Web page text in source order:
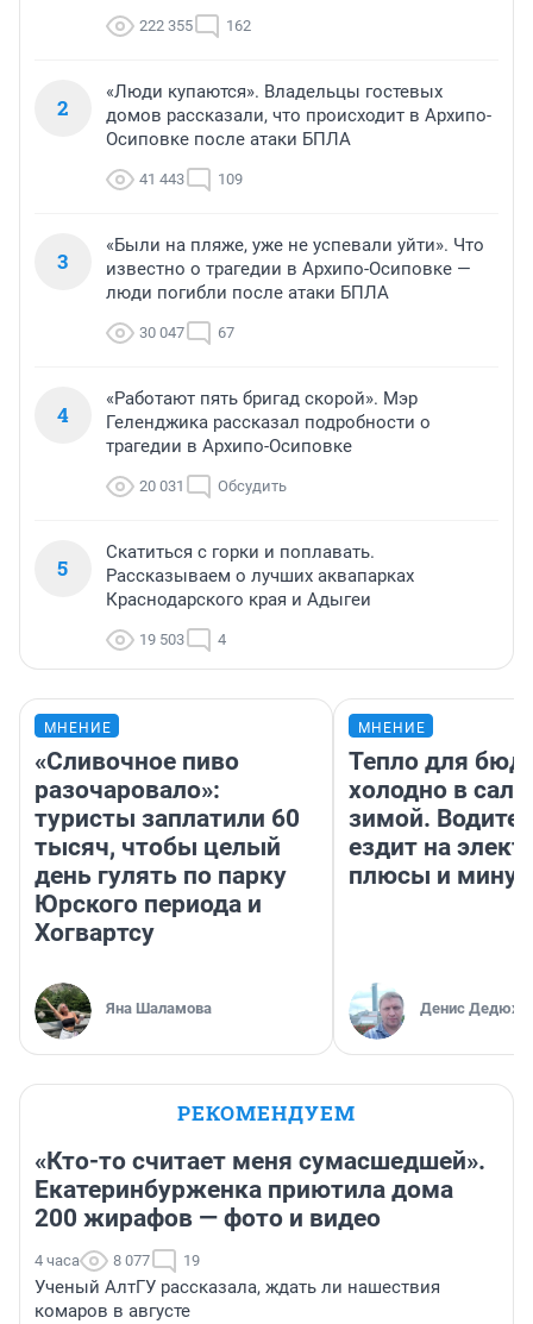
222 355 162
2
«Люди купаются». Владельцы гостевых
домов рассказали, что происходит в Архипо-
Осиповке после атаки БПЛА
41 443 109
3
«Были на пляже, уже не успевали уйти». Что
известно о трагедии в Архипо-Осиповке —
люди погибли после атаки БПЛА
30 047 67
4
«Работают пять бригад скорой». Мэр
Геленджика рассказал подробности о
трагедии в Архипо-Осиповке
20 031 Обсудить
5
Скатиться с горки и поплавать.
Рассказываем о лучших аквапарках
Краснодарского края и Адыгеи
19 503 4
МНЕНИЕ
«Сливочное пиво
разочаровало»:
туристы заплатили 60
тысяч, чтобы целый
день гулять по парку
Юрского периода и
Хогвартсу
Яна Шаламова
МНЕНИЕ
Тепло для
холодно в
зимой.
ездит на
плюсы и
Денис
РЕКОМЕНДУЕМ
«Кто-то считает меня сумасшедшей».
Екатеринбурженка приютила дома
200 жирафов — фото и видео
4 часа 8 077 19
Ученый АлтГУ рассказала, ждать ли нашествия
комаров в августе